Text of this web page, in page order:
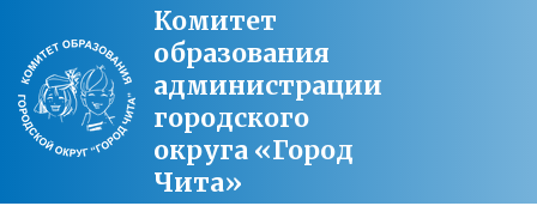
Комитет
образования
администрации
городского
округа «Город
Чита»